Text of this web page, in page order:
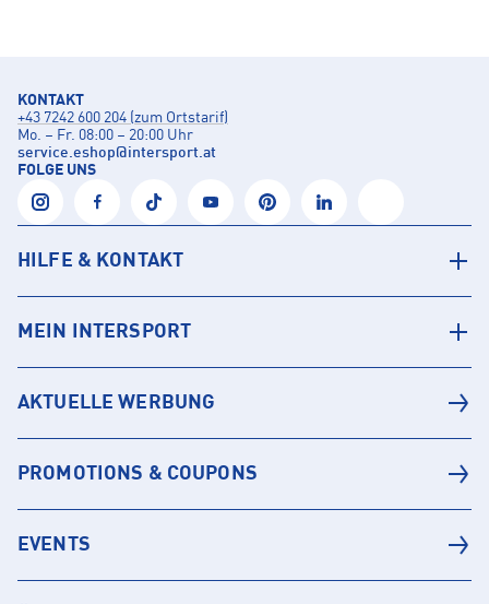
KONTAKT
+43 7242 600 204 (zum Ortstarif)
Mo. – Fr. 08:00 – 20:00 Uhr
service.eshop@intersport.at
FOLGE UNS
HILFE & KONTAKT
MEIN INTERSPORT
AKTUELLE WERBUNG
PROMOTIONS & COUPONS
EVENTS